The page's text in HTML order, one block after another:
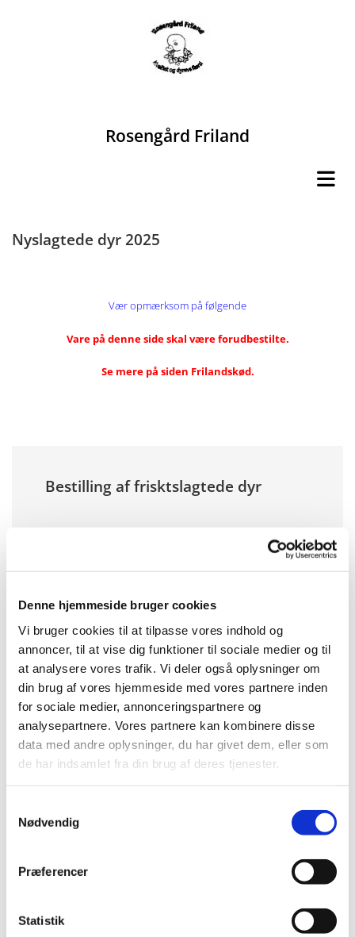
Denne hjemmeside bruger cookies
Vi bruger cookies til at tilpasse vores indhold og
annoncer, til at vise dig funktioner til sociale medier og til
at analysere vores trafik. Vi deler også oplysninger om
din brug af vores hjemmeside med vores partnere inden
for sociale medier, annonceringspartnere og
analysepartnere. Vores partnere kan kombinere disse
data med andre oplysninger, du har givet dem, eller som
de har indsamlet fra din brug af deres tjenester.
Nødvendig
Præferencer
Statistik
Rosengård Friland
Nyslagtede dyr 2025
Vær opmærksom på følgende
Vare på denne side skal være forudbestilte.
Se mere på siden Frilandskød.
Bestilling af frisktslagtede dyr
Telefonnr.
Email
Besked
Jeg accepterer betingelserne *